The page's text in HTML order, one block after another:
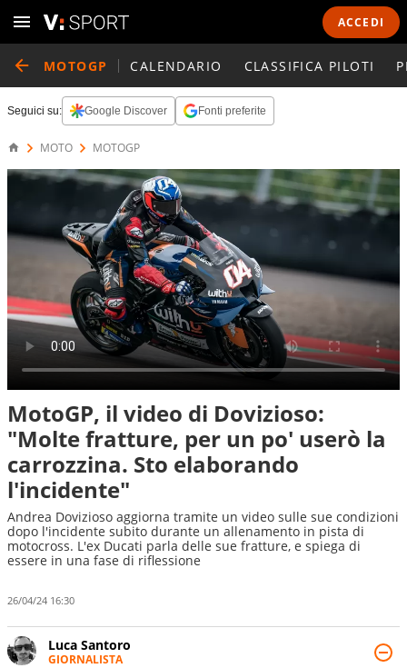
ACCEDI
MOTOGP CALENDARIO CLASSIFICA PILOTI
Seguici su: Google Discover Fonti preferite
MOTO MOTOGP
MotoGP, il video di Dovizioso:
"Molte fratture, per un po' userò la
carrozzina. Sto elaborando
l'incidente"
Andrea Dovizioso aggiorna tramite un video sulle sue condizioni
dopo l'incidente subito durante un allenamento in pista di
motocross. L'ex Ducati parla delle sue fratture, e spiega di
essere in una fase di riflessione
26/04/24 16:30
Luca Santoro
GIORNALISTA